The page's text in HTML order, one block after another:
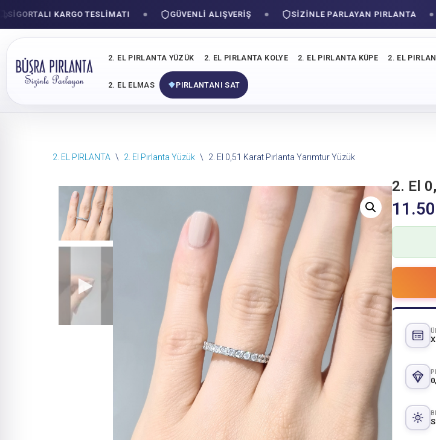
KARGO TESLIMATI GÜVENLI ALIŞVERIŞ SIZINLE PARLAYAN PIRLANTA
2. EL PIRLANTA YÜZÜK 2. EL PIRLANTA KOLYE 2. EL PIRLANTA KÜPE 2. EL
2. EL ELMAS PIRLANTANI SAT
2. EL PIRLANTA \ 2. El Pırlanta Yüzük \ 2. El 0,51 Karat Pırlanta Yarımtur Yüzük
2. El